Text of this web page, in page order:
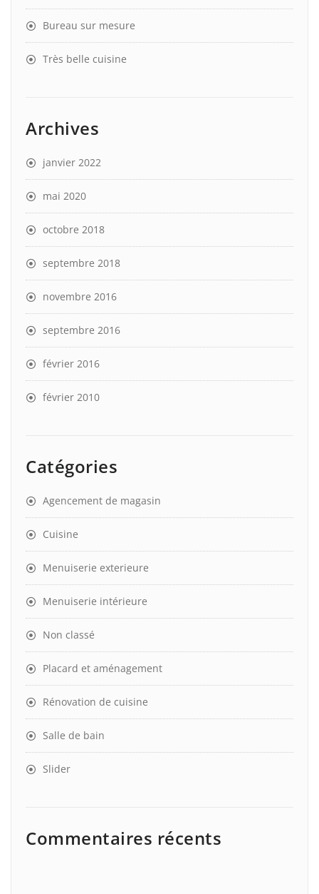
Bureau sur mesure
Très belle cuisine
Archives
janvier 2022
mai 2020
octobre 2018
septembre 2018
novembre 2016
septembre 2016
février 2016
février 2010
Catégories
Agencement de magasin
Cuisine
Menuiserie exterieure
Menuiserie intérieure
Non classé
Placard et aménagement
Rénovation de cuisine
Salle de bain
Slider
Commentaires récents